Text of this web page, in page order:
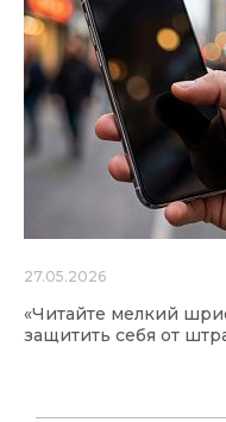
27.05.2026
«Читайте мелкий
защитить себя от